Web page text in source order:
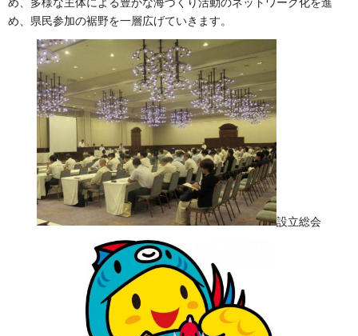
め、県民参加の裾野を一層広げていきます。
設立総会